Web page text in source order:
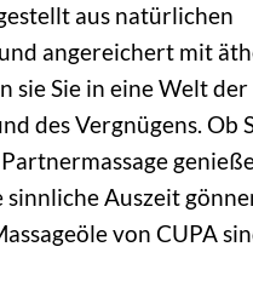
aus natürlichen
angereichert mit
sie Sie in eine Welt der
des Vergnügens. Ob
sinnliche Auszeit
von CUPA